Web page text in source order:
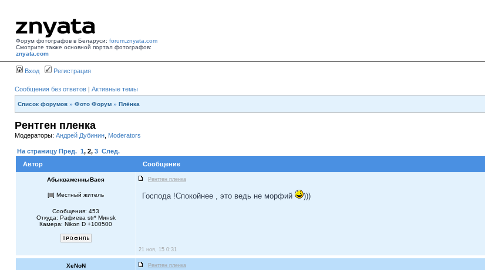
Форум фотографов в Беларуси: forum.znyata.com
Смотрите также основной портал фотографов:
znyata.com
Вход Регистрация
Сообщения без ответов | Активные темы
Список форумов » Фото Форум » Плёнка
Рентген пленка
Модераторы: Андрей Дубинин Moderators
На страницу Пред. 1, 2, 3 След.
Автор
Сообщение
АбыкваменныВася Рентген пленка
[ ] Местный житель
Сообщения: 453
Откуда: Рафиева str* Mинsk
Камера: Nikon D +100500
Господа !Спокойнее , это ведь не морфий )))
21 ноя, 15 0:31
XeNoN Рентген пленка